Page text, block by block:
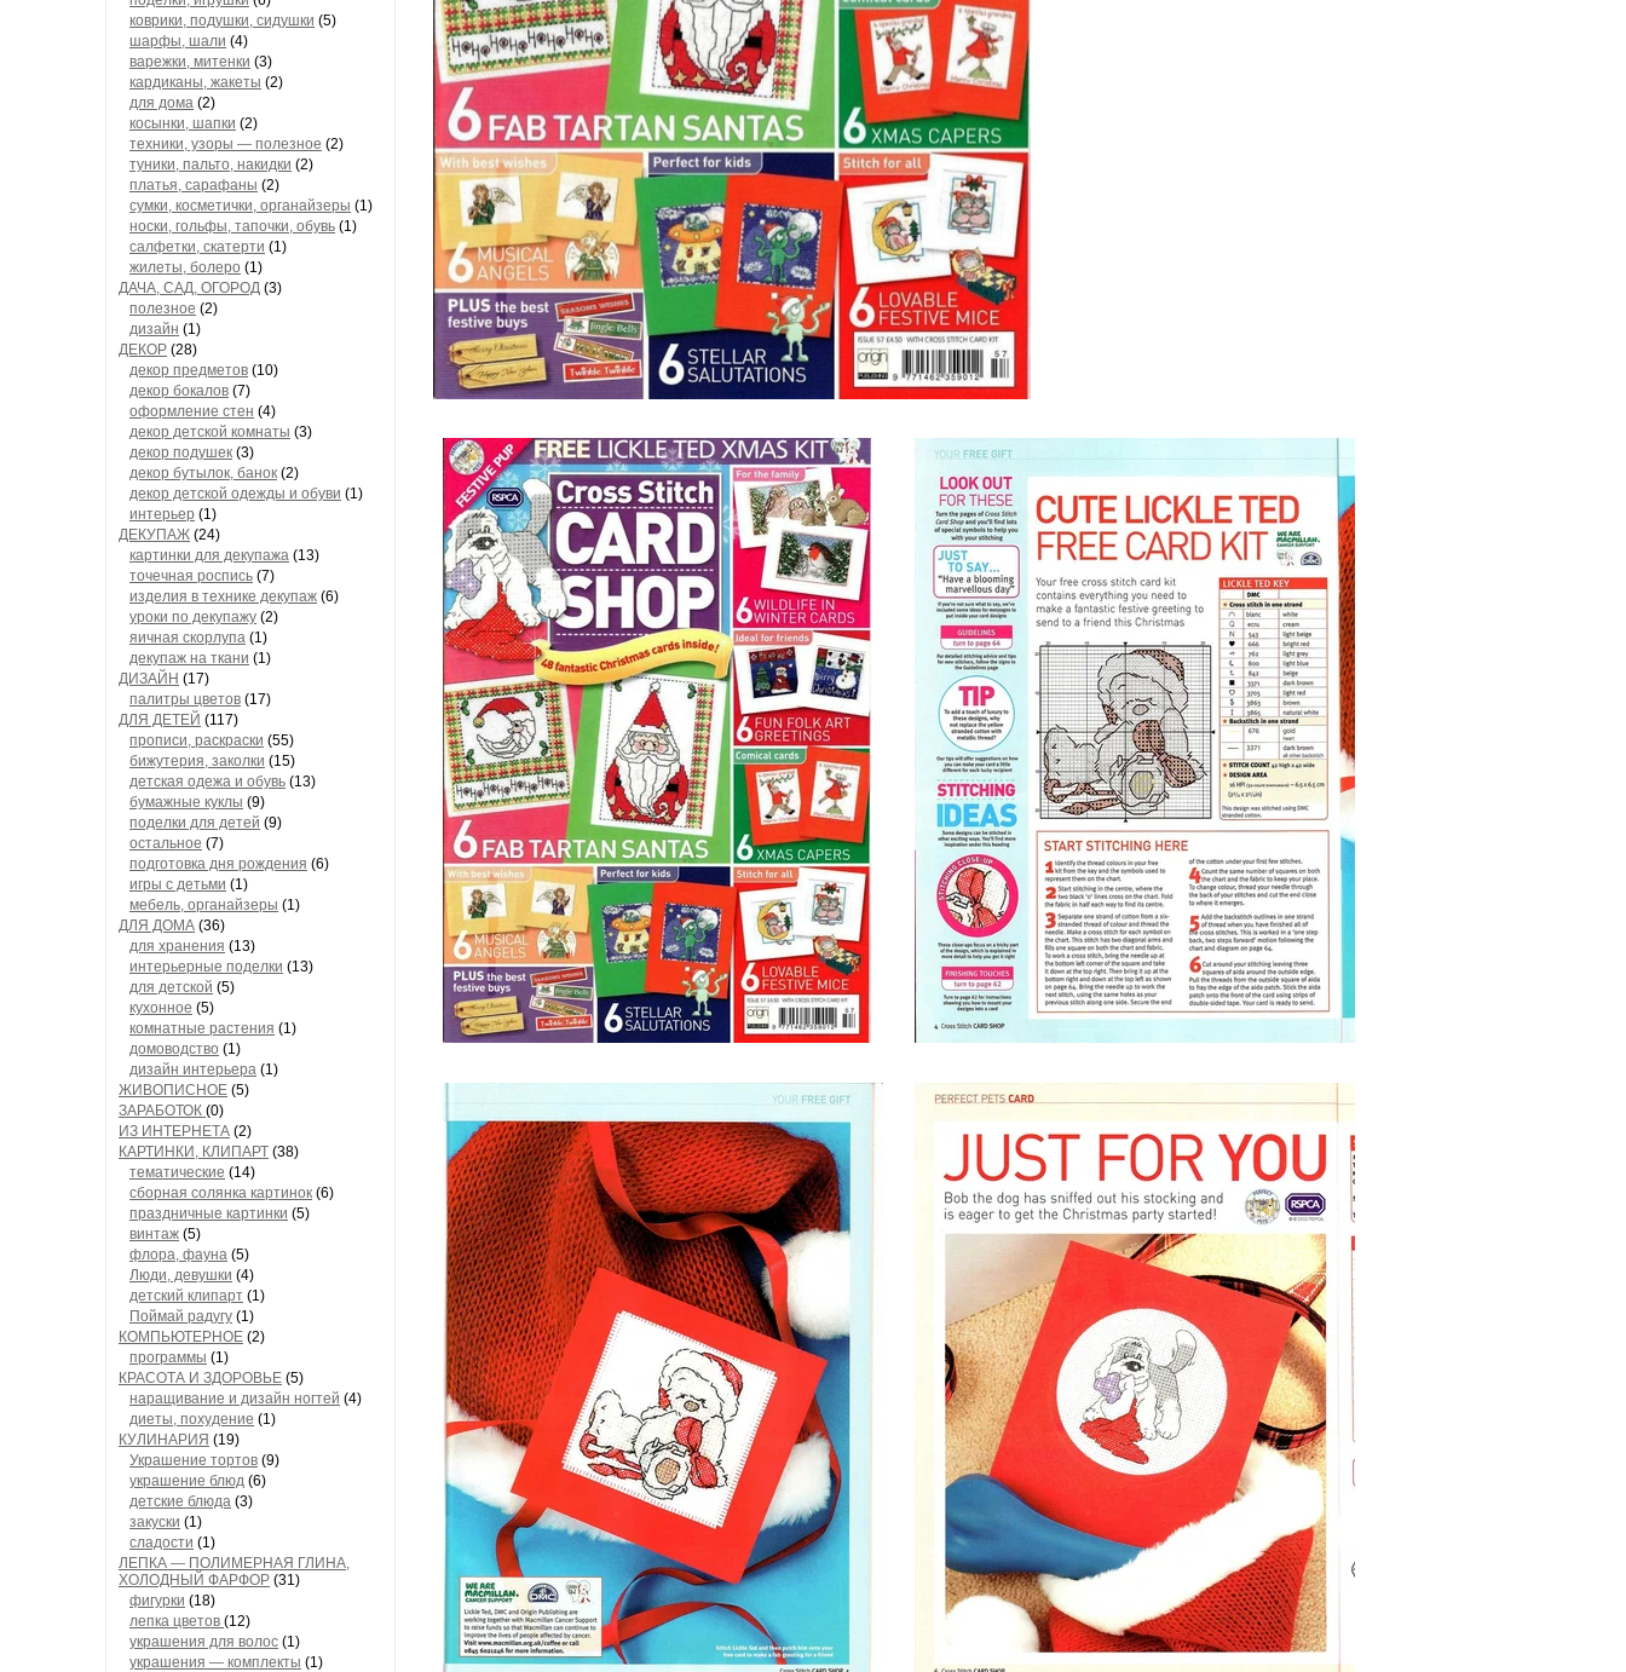
коврики, подушки, сидушки (5)
шарфы, шали (4)
варежки, митенки (3)
кардиканы, жакеты (2)
для дома (2)
косынки, шапки (2)
техники, узоры — полезное (2)
туники, пальто, накидки (2)
платья, сарафаны (2)
сумки, косметички, органайзеры (1)
носки, гольфы, тапочки, обувь (1)
салфетки, скатерти (1)
жилеты, болеро (1)
ДАЧА, САД, ОГОРОД (3)
полезное (2)
дизайн (1)
ДЕКОР (28)
декор предметов (10)
декор бокалов (7)
оформление стен (4)
декор детской комнаты (3)
декор подушек (3)
декор бутылок, банок (2)
декор детской одежды и обуви (1)
интерьер (1)
ДЕКУПАЖ (24)
картинки для декупажа (13)
точечная роспись (7)
изделия в технике декупаж (6)
уроки по декупажу (2)
яичная скорлупа (1)
декупаж на ткани (1)
ДИЗАЙН (17)
палитры цветов (17)
ДЛЯ ДЕТЕЙ (117)
прописи, раскраски (55)
бижутерия, заколки (15)
детская одежа и обувь (13)
бумажные куклы (9)
поделки для детей (9)
остальное (7)
подготовка дня рождения (6)
игры с детьми (1)
мебель, органайзеры (1)
ДЛЯ ДОМА (36)
для хранения (13)
интерьерные поделки (13)
для детской (5)
кухонное (5)
комнатные растения (1)
домоводство (1)
дизайн интерьера (1)
ЖИВОПИСНОЕ (5)
ЗАРАБОТОК (0)
ИЗ ИНТЕРНЕТА (2)
КАРТИНКИ, КЛИПАРТ (38)
тематические (14)
сборная солянка картинок (6)
праздничные картинки (5)
винтаж (5)
флора, фауна (5)
Люди, девушки (4)
детский клипарт (1)
Поймай радугу (1)
КОМПЬЮТЕРНОЕ (2)
программы (1)
КРАСОТА И ЗДОРОВЬЕ (5)
наращивание и дизайн ногтей (4)
диеты, похудение (1)
КУЛИНАРИЯ (19)
Украшение тортов (9)
украшение блюд (6)
детские блюда (3)
закуски (1)
сладости (1)
ЛЕПКА — ПОЛИМЕРНАЯ ГЛИНА,
ХОЛОДНЫЙ ФАРФОР (31)
фигурки (18)
лепка цветов (12)
украшения для волос (1)
украшения — комплекты (1)